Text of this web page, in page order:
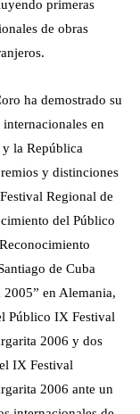
primeras
de obras
ha demostrado su
en
la República
y distinciones
Regional de
del Público
de Cuba
en Alemania,
Público IX Festival
2006 y dos
IX Festival
2006 ante un